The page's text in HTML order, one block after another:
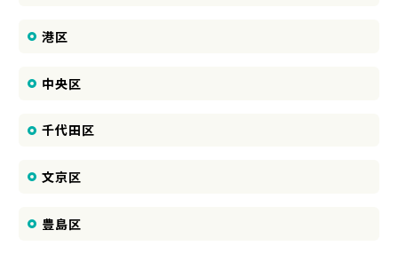
港区
中央区
千代田区
文京区
豊島区